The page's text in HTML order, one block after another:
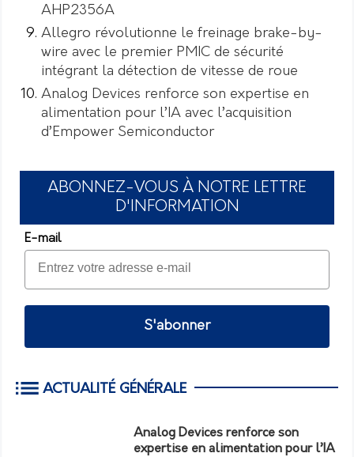
AHP2356A
Allegro révolutionne le freinage brake-by-
wire avec le premier PMIC de sécurité
intégrant la détection de vitesse de roue
Analog Devices renforce son expertise en
alimentation pour l’IA avec l’acquisition
d’Empower Semiconductor
ABONNEZ-VOUS À NOTRE LETTRE
D'INFORMATION
E-mail
S'abonner
ACTUALITÉ GÉNÉRALE
Analog Devices renforce son
expertise en alimentation pour l’IA